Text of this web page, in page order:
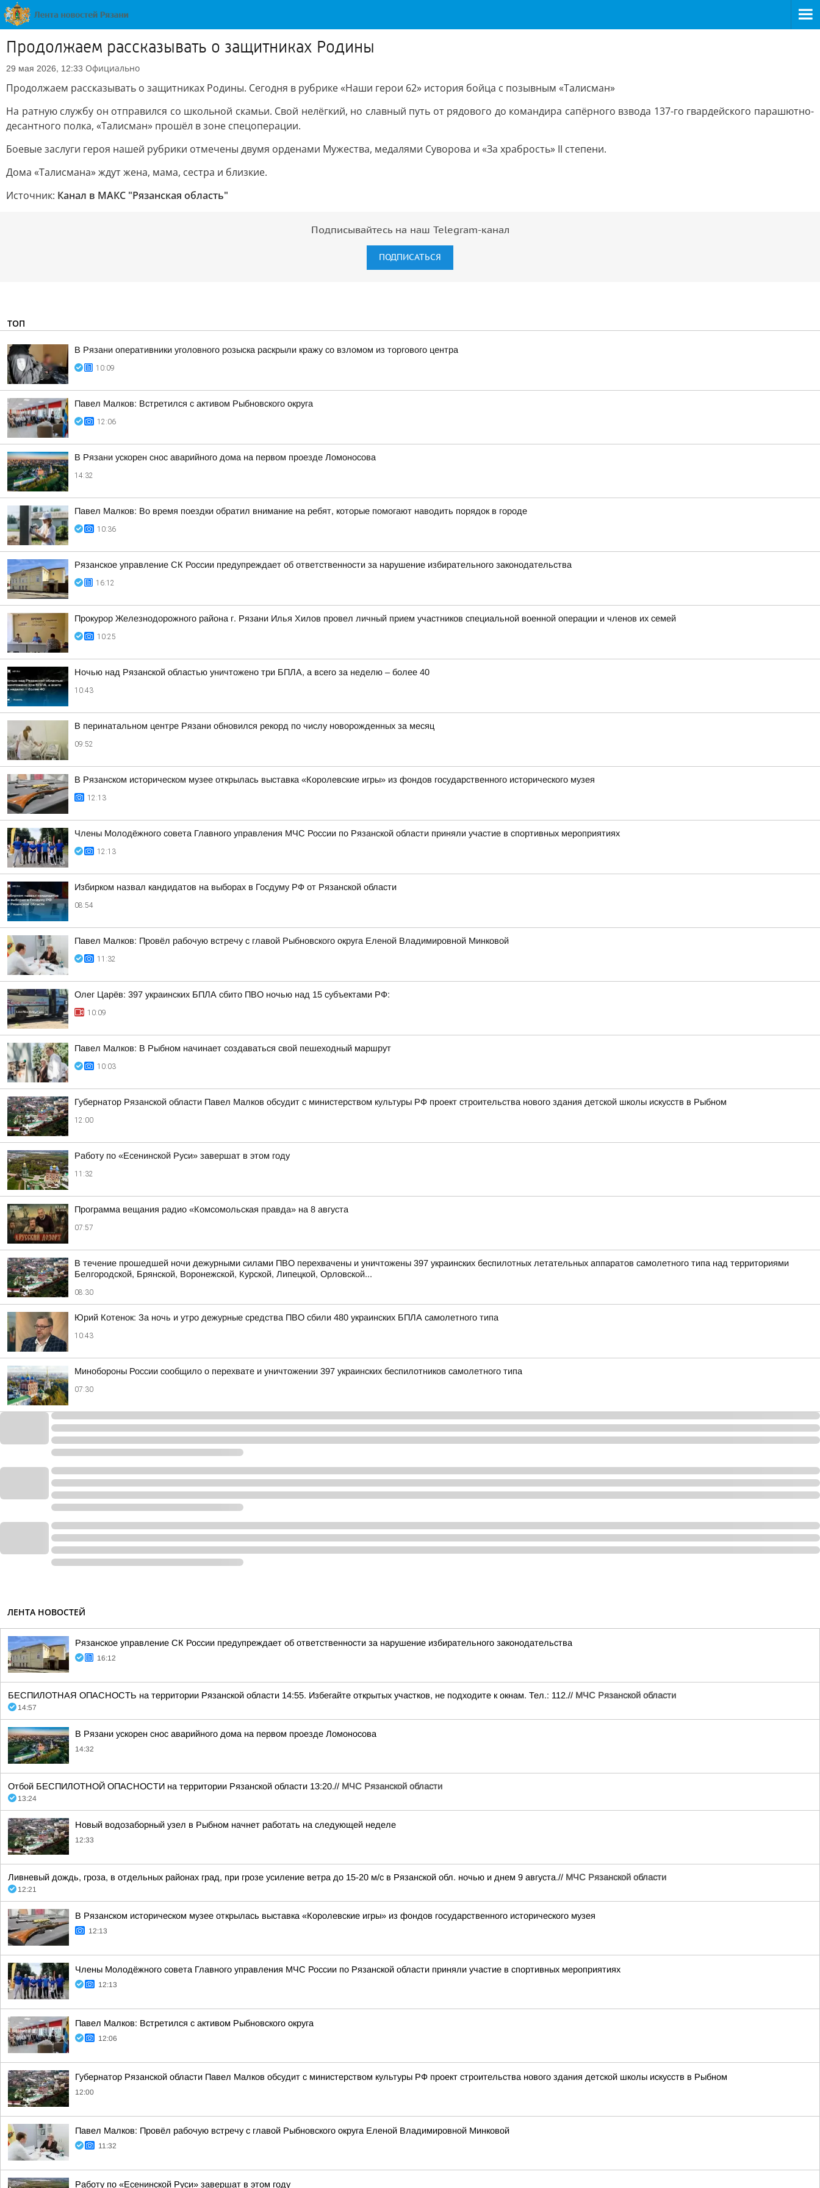
Продолжаем рассказывать о защитниках Родины
29 мая 2026, 12:33 Официально
Продолжаем рассказывать о защитниках Родины. Сегодня в рубрике «Наши герои 62» история бойца с позывным «Талисман»
На ратную службу он отправился со школьной скамьи. Свой нелёгкий, но славный путь от рядового до командира сапёрного взвода 137-го гвардейского парашютно-
десантного полка, «Талисман» прошёл в зоне спецоперации.
Боевые заслуги героя нашей рубрики отмечены двумя орденами Мужества, медалями Суворова и «За храбрость» II степени.
Дома «Талисмана» ждут жена, мама, сестра и близкие.
Источник: Канал в МАКС "Рязанская область"
Подписывайтесь на наш Telegram-канал
ПОДПИСАТЬСЯ
ТОП
В Рязани оперативники уголовного розыска раскрыли кражу со взломом из торгового центра
10:09
Павел Малков: Встретился с активом Рыбновского округа
12:06
В Рязани ускорен снос аварийного дома на первом проезде Ломоносова
14:32
Павел Малков: Во время поездки обратил внимание на ребят, которые помогают наводить порядок в городе
10:36
Рязанское управление СК России предупреждает об ответственности за нарушение избирательного законодательства
16:12
Прокурор Железнодорожного района г. Рязани Илья Хилов провел личный прием участников специальной военной операции и членов их семей
10:25
Ночью над Рязанской областью уничтожено три БПЛА, а всего за неделю – более 40
10:43
В перинатальном центре Рязани обновился рекорд по числу новорожденных за месяц
09:52
В Рязанском историческом музее открылась выставка «Королевские игры» из фондов государственного исторического музея
12:13
Члены Молодёжного совета Главного управления МЧС России по Рязанской области приняли участие в спортивных мероприятиях
12:13
Избирком назвал кандидатов на выборах в Госдуму РФ от Рязанской области
08:54
Павел Малков: Провёл рабочую встречу с главой Рыбновского округа Еленой Владимировной Минковой
11:32
Олег Царёв: 397 украинских БПЛА сбито ПВО ночью над 15 субъектами РФ:
10:09
Павел Малков: В Рыбном начинает создаваться свой пешеходный маршрут
10:03
Губернатор Рязанской области Павел Малков обсудит с министерством культуры РФ проект строительства нового здания детской школы искусств в Рыбном
12:00
Работу по «Есенинской Руси» завершат в этом году
11:32
Программа вещания радио «Комсомольская правда» на 8 августа
07:57
В течение прошедшей ночи дежурными силами ПВО перехвачены и уничтожены 397 украинских беспилотных летательных аппаратов самолетного типа над территориями
Белгородской, Брянской, Воронежской, Курской, Липецкой, Орловской...
08:30
Юрий Котенок: За ночь и утро дежурные средства ПВО сбили 480 украинских БПЛА самолетного типа
10:43
Минобороны России сообщило о перехвате и уничтожении 397 украинских беспилотников самолетного типа
07:30
ЛЕНТА НОВОСТЕЙ
Рязанское управление СК России предупреждает об ответственности за нарушение избирательного законодательства
16:12
БЕСПИЛОТНАЯ ОПАСНОСТЬ на территории Рязанской области 14:55. Избегайте открытых участков, не подходите к окнам. Тел.: 112.// МЧС Рязанской области
14:57
В Рязани ускорен снос аварийного дома на первом проезде Ломоносова
14:32
Отбой БЕСПИЛОТНОЙ ОПАСНОСТИ на территории Рязанской области 13:20.// МЧС Рязанской области
13:24
Новый водозаборный узел в Рыбном начнет работать на следующей неделе
12:33
Ливневый дождь, гроза, в отдельных районах град, при грозе усиление ветра до 15-20 м/с в Рязанской обл. ночью и днем 9 августа.// МЧС Рязанской области
12:21
В Рязанском историческом музее открылась выставка «Королевские игры» из фондов государственного исторического музея
12:13
Члены Молодёжного совета Главного управления МЧС России по Рязанской области приняли участие в спортивных мероприятиях
12:13
Павел Малков: Встретился с активом Рыбновского округа
12:06
Губернатор Рязанской области Павел Малков обсудит с министерством культуры РФ проект строительства нового здания детской школы искусств в Рыбном
12:00
Павел Малков: Провёл рабочую встречу с главой Рыбновского округа Еленой Владимировной Минковой
11:32
Работу по «Есенинской Руси» завершат в этом году